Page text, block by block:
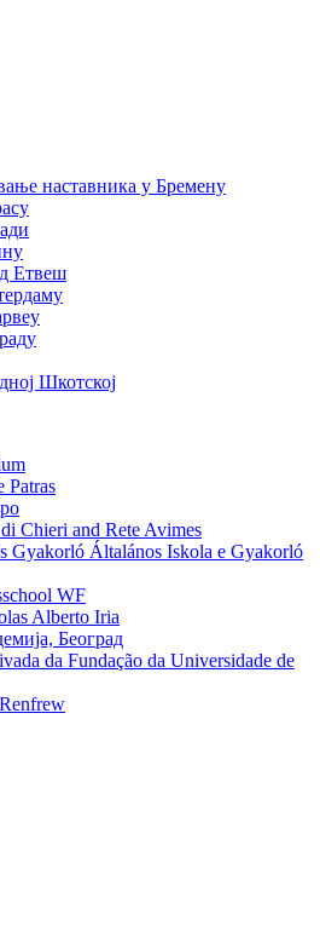
наставника у Бремену
Етвеш
Шкотској
Patras
Chieri and Rete Avimes
Gyakorló Általános Iskola e Gyakorló
WF
Alberto Iria
Београд
da Fundação da Universidade de